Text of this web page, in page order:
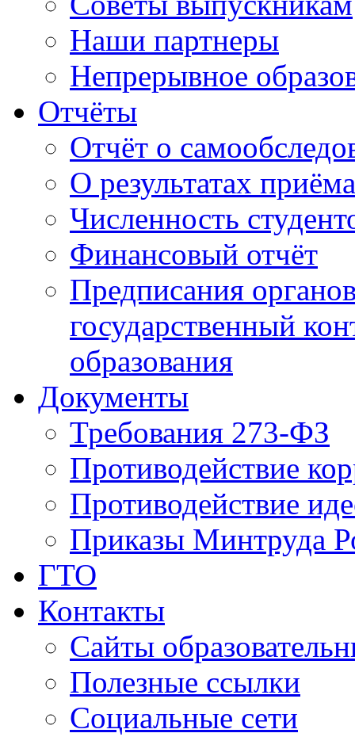
Наши партнеры
Непрерывное
Отчёты
Отчёт о
О результатах приёма
Численность
Финансовый отчёт
Предписания
государственный
образования
Документы
Требования 273-ФЗ
Противодействие
Противодействие
Приказы Минтруда
ГТО
Контакты
Сайты
Полезные ссылки
Социальные сети